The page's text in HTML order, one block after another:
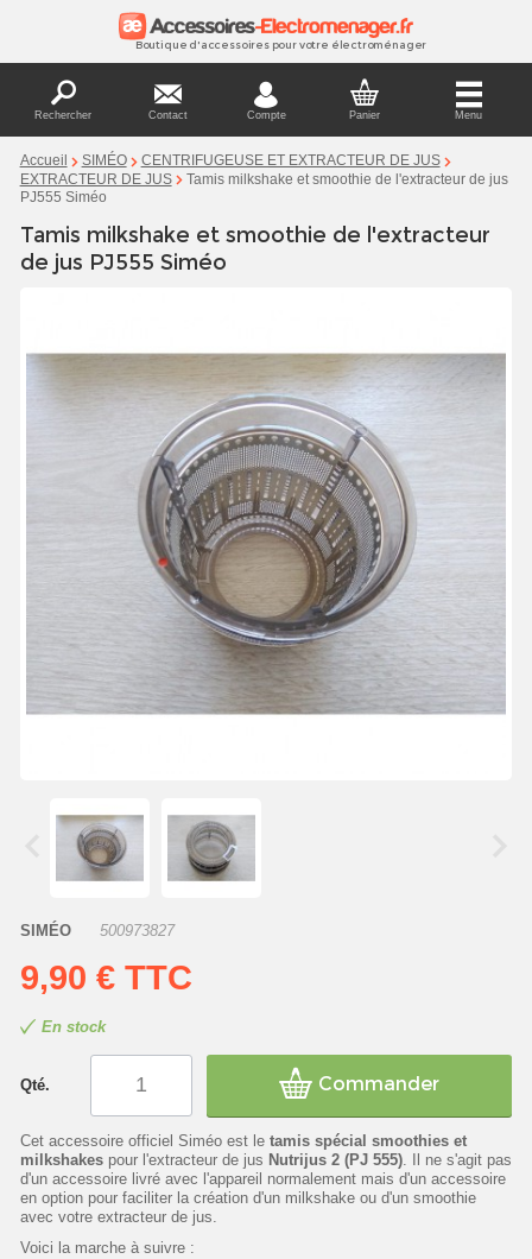
Boutique d'accessoires pour votre électroménager
Rechercher Contact Compte Panier Menu
Accueil SIMÉO
CENTRIFUGEUSE ET EXTRACTEUR DE JUS
EXTRACTEUR DE JUS
Tamis milkshake et smoothie de l'extracteur de jus
PJ555 Siméo
Tamis milkshake et smoothie de l'extracteur
de jus PJ555 Siméo
SIMÉO 500973827
9,90 € TTC
En stock
Qté. Commander
Cet accessoire officiel Siméo est le tamis spécial smoothies et
milkshakespour l'extracteur de jus Nutrijus 2 (PJ 555). Il ne s'agit pas
d'un accessoire livré avec l'appareil normalement mais d'un accessoire
en option pour faciliter la création d'un milkshake ou d'un smoothie
avec votre extracteur de jus.
Voici la marche à suivre :